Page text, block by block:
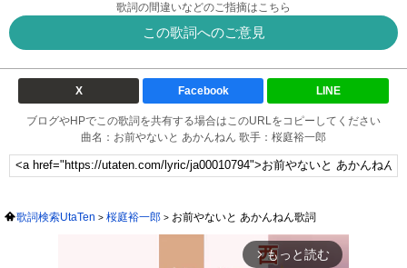
歌詞の間違いなどのご指摘はこちら
この歌詞へのご意見
X Facebook LINE
ブログやHPでこの歌詞を共有する場合はこのURLをコピーしてください
曲名：お前やないと あかんねん 歌手：桜庭裕一郎
歌詞検索UtaTen 桜庭裕一郎 お前やないと あかんねん歌詞
arrow_forward_ios もっと読む